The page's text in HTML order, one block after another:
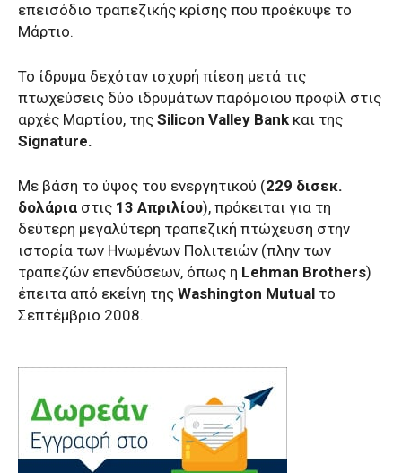
επεισόδιο τραπεζικής κρίσης που προέκυψε το
Μάρτιο.
Το ίδρυμα δεχόταν ισχυρή πίεση μετά τις
πτωχεύσεις δύο ιδρυμάτων παρόμοιου προφίλ στις
αρχές Μαρτίου, της Silicon Valley Bank και της
Signature.
Με βάση το ύψος του ενεργητικού (229 δισεκ.
δολάρια στις 13 Απριλίου), πρόκειται για τη
δεύτερη μεγαλύτερη τραπεζική πτώχευση στην
ιστορία των Ηνωμένων Πολιτειών (πλην των
τραπεζών επενδύσεων, όπως η Lehman Brothers)
έπειτα από εκείνη της Washington Mutual το
Σεπτέμβριο 2008.